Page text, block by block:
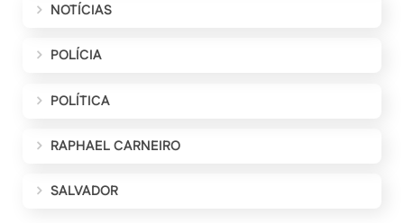
NOTÍCIAS
POLÍCIA
POLÍTICA
RAPHAEL CARNEIRO
SALVADOR